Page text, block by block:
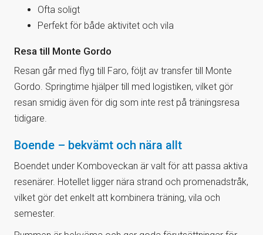
Ofta soligt
Perfekt för både aktivitet och vila
Resa till Monte Gordo
Resan går med flyg till Faro, följt av transfer till Monte
Gordo. Springtime hjälper till med logistiken, vilket gör
resan smidig även för dig som inte rest på träningsresa
tidigare.
Boende – bekvämt och nära allt
Boendet under Komboveckan är valt för att passa aktiva
resenärer. Hotellet ligger nära strand och promenadstråk,
vilket gör det enkelt att kombinera träning, vila och
semester.